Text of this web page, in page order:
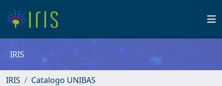
IRIS
IRIS
Catalogo UNIBAS